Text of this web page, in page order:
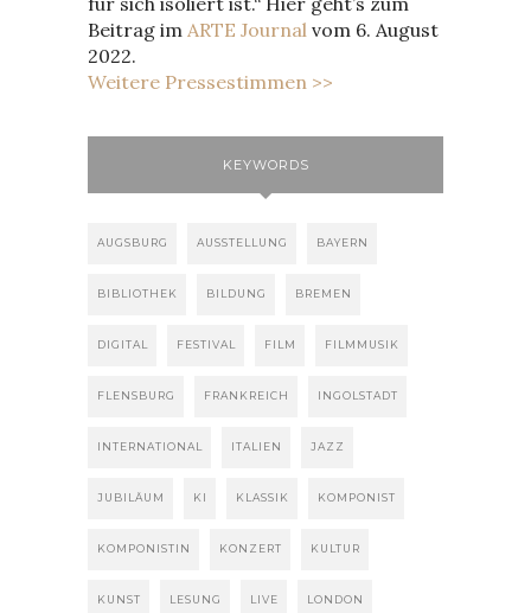
Beitrag im ARTE Journal vom 6. August
2022.
Weitere Pressestimmen >>
KEYWORDS
AUGSBURG AUSSTELLUNG BAYERN
BIBLIOTHEK BILDUNG BREMEN
DIGITAL FESTIVAL FILM FILMMUSIK
FLENSBURG FRANKREICH INGOLSTADT
INTERNATIONAL ITALIEN JAZZ
JUBILÄUM KI KLASSIK KOMPONIST
KOMPONISTIN KONZERT KULTUR
KUNST LESUNG LIVE LONDON